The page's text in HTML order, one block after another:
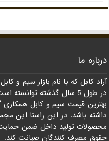
درباره ما
آراد کابل که با نام بازار سیم و
در طول 5 سال گذشته
بهترین قیمت سیم و کابل همکاری
داشته باشد. در این راستا این
محصولات تولید داخل ضمن حمایت
حقوق مصرف کنندگان صیانت کند.